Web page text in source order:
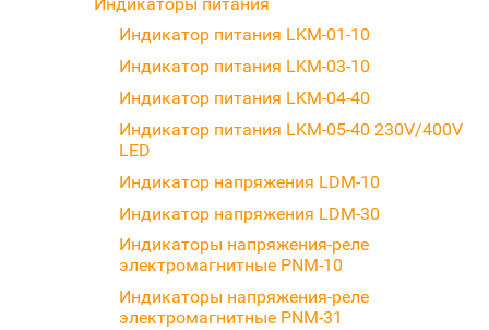
Индикатор питания LKM-01-10
Индикатор питания LKM-03-10
Индикатор питания LKM-04-40
Индикатор питания LKM-05-40 230V/400V
LED
Индикатор напряжения LDM-10
Индикатор напряжения LDM-30
Индикаторы напряжения-реле
электромагнитные PNM-10
Индикаторы напряжения-реле
электромагнитные PNM-31